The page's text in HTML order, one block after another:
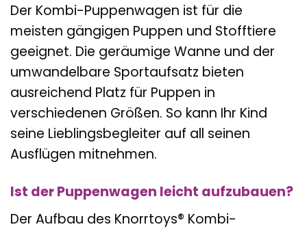
Der Kombi-Puppenwagen ist für die
meisten gängigen Puppen und Stofftiere
geeignet. Die geräumige Wanne und der
umwandelbare Sportaufsatz bieten
ausreichend Platz für Puppen in
verschiedenen Größen. So kann Ihr Kind
seine Lieblingsbegleiter auf all seinen
Ausflügen mitnehmen.
Ist der Puppenwagen leicht aufzubauen?
Der Aufbau des Knorrtoys® Kombi-